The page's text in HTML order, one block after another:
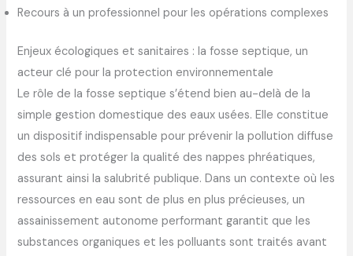
Recours à un professionnel pour les opérations complexes
Enjeux écologiques et sanitaires : la fosse septique, un
acteur clé pour la protection environnementale
Le rôle de la fosse septique s’étend bien au-delà de la
simple gestion domestique des eaux usées. Elle constitue
un dispositif indispensable pour prévenir la pollution diffuse
des sols et protéger la qualité des nappes phréatiques,
assurant ainsi la salubrité publique. Dans un contexte où les
ressources en eau sont de plus en plus précieuses, un
assainissement autonome performant garantit que les
substances organiques et les polluants sont traités avant